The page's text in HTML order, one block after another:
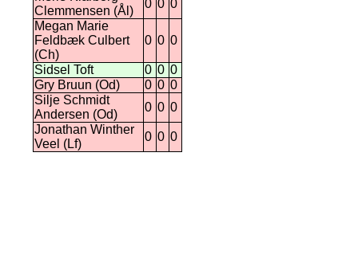
Clemmensen (Ål)
0 0 0
Megan Marie
Feldbæk Culbert
(Ch)
0 0 0
Sidsel Toft 0 0 0
Gry Bruun (Od)
0 0 0
Silje Schmidt
Andersen (Od)
0 0 0
Jonathan Winther
Veel (Lf)
0 0 0